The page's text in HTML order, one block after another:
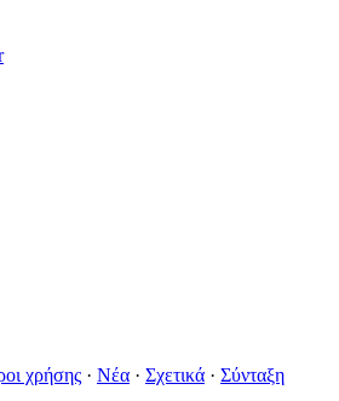
χρήσης · Νέα · Σχετικά · Σύνταξη